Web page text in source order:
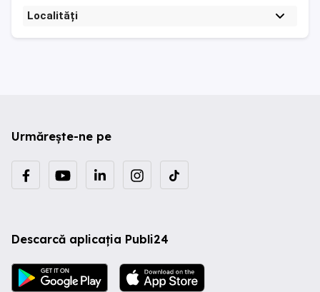
Localități
Urmărește-ne pe
Descarcă aplicația Publi24